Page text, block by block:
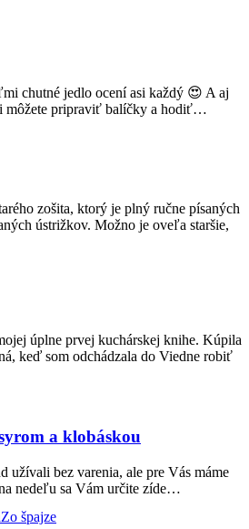
chutné jedlo ocení asi každý 😍 A aj
môžete pripraviť balíčky a hodiť…
zošita, ktorý je plný ručne písaných
ústrižkov. Možno je oveľa staršie,
úplne prvej kuchárskej knihe. Kúpila
keď som odchádzala do Viedne robiť
a klobáskou
užívali bez varenia, ale pre Vás máme
nedeľu sa Vám určite zíde…
Zo špajze